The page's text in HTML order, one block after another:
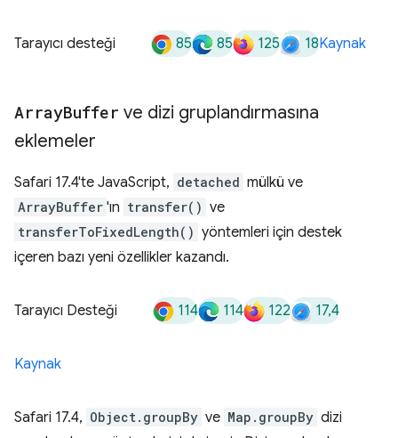
Tarayıcı desteği 85 85 125 18Kaynak
ArrayBuffer ve dizi gruplandırmasına
eklemeler
Safari 17.4'te JavaScript, detached mülkü ve
ArrayBuffer 'ın transfer() ve
transferToFixedLength() yöntemleri için destek
içeren bazı yeni özellikler kazandı.
Tarayıcı Desteği 114 114 122 17,4
Kaynak
Safari 17.4, Object.groupBy ve Map.groupBy dizi